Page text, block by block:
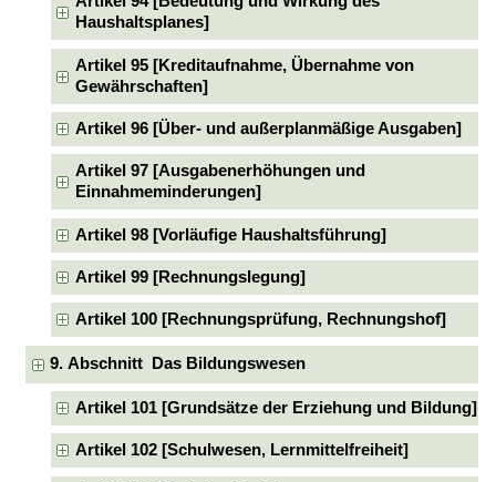
Haushaltsplanes]
Artikel 95 [Kreditaufnahme, Übernahme von
Gewährschaften]
Artikel 96 [Über- und außerplanmäßige Ausgaben]
Artikel 97 [Ausgabenerhöhungen und
Einnahmeminderungen]
Artikel 98 [Vorläufige Haushaltsführung]
Artikel 99 [Rechnungslegung]
Artikel 100 [Rechnungsprüfung, Rechnungshof]
9. Abschnitt Das Bildungswesen
Artikel 101 [Grundsätze der Erziehung und Bildung]
Artikel 102 [Schulwesen, Lernmittelfreiheit]